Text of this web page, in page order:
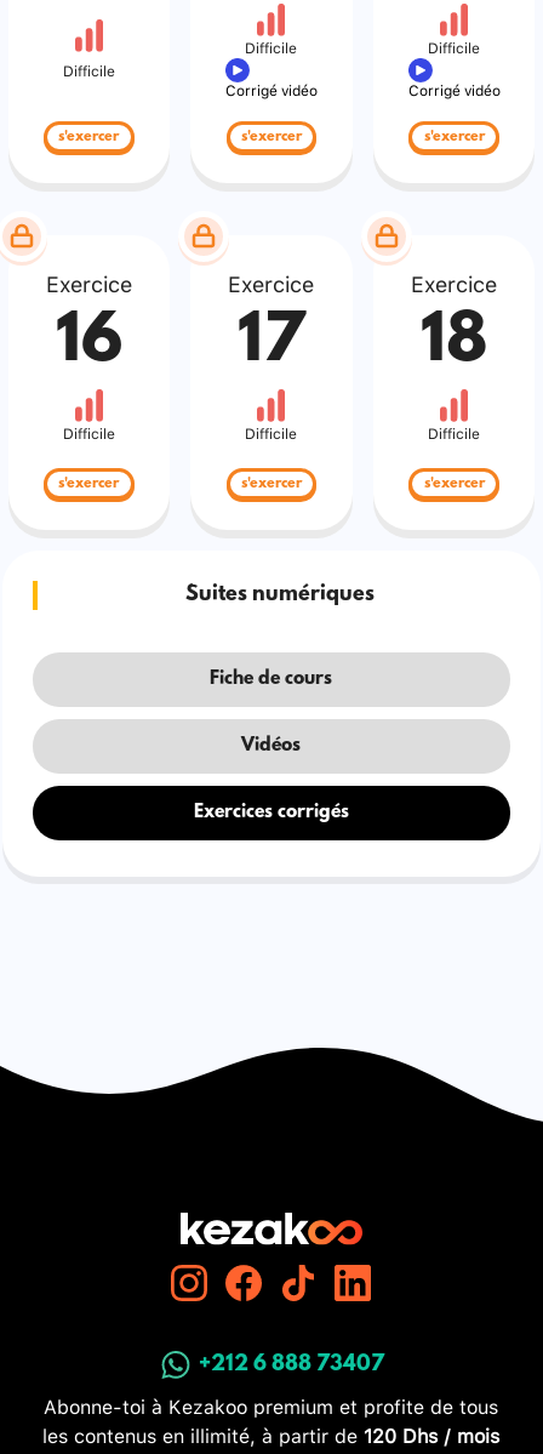
Difficile
s'exercer
Difficile
Corrigé vidéo
s'exercer
Difficile
Corrigé vidéo
s'exercer
Exercice
16
Difficile
s'exercer
Exercice
17
Difficile
s'exercer
Exercice
18
Difficile
s'exercer
Suites numériques
Fiche de cours
Vidéos
Exercices corrigés
+212 6 888 73407
Abonne-toi à Kezakoo premium et profite de tous
les contenus en illimité, à partir de 120 Dhs / mois